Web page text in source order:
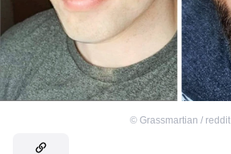
© Grassmartian / reddit